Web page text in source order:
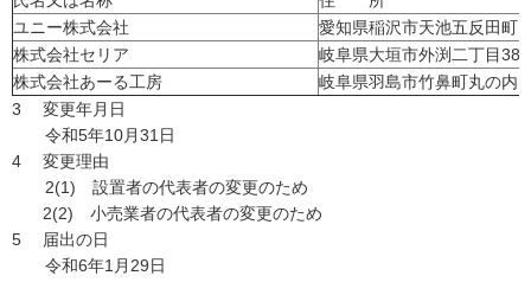
ユニー株式会社
愛知県稲沢市天池五反田町1
株式会社セリア
岐阜県大垣市外渕二丁目38
株式会社あーる工房
岐阜県羽島市竹鼻町丸の内
3 変更年月日
令和5年10月31日
4 変更理由
2(1) 設置者の代表者の変更のため
2(2) 小売業者の代表者の変更のため
5 届出の日
令和6年1月29日